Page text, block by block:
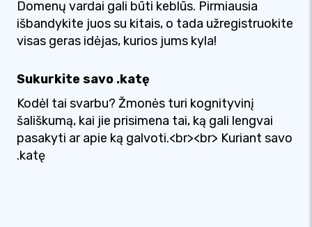
Domenų vardai gali būti keblūs. Pirmiausia
išbandykite juos su kitais, o tada užregistruokite
visas geras idėjas, kurios jums kyla!
Sukurkite savo .katę
Kodėl tai svarbu? Žmonės turi kognityvinį
šališkumą, kai jie prisimena tai, ką gali lengvai
pasakyti ar apie ką galvoti.<br><br> Kuriant savo
.katę